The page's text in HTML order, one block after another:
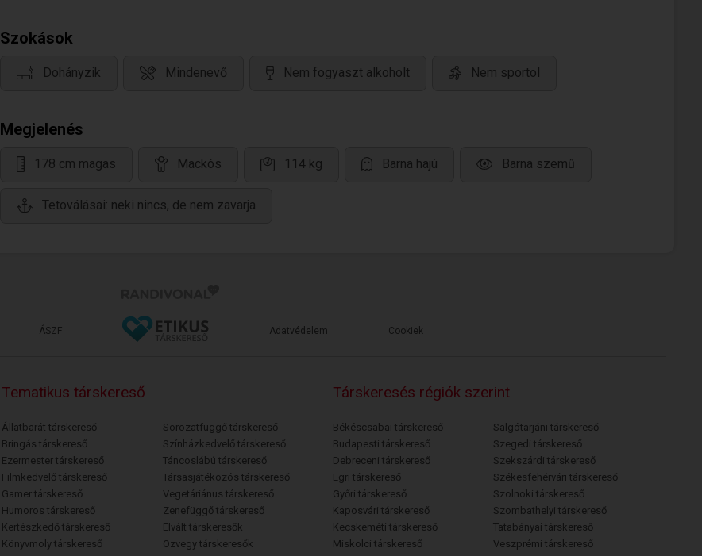
Szokások
Dohányzik Mindenevő Nem fogyaszt alkoholt Nem sportol
Megjelenés
178 cm magas Mackós 114 kg Barna hajú Barna szemű
Tetoválásai: neki nincs, de nem zavarja
ÁSZF Adatvédelem Cookiek
Tematikus társkereső
Állatbarát társkereső
Bringás társkereső
Ezermester társkereső
Filmkedvelő társkereső
Gamer társkereső
Humoros társkereső
Kertészkedő társkereső
Könyvmoly társkereső
Sorozatfüggő társkereső
Színházkedvelő társkereső
Táncoslábú társkereső
Társasjátékozós társkereső
Vegetáriánus társkereső
Zenefüggő társkereső
Elvált társkeresők
Özvegy társkeresők
Társkeresés régiók szerint
Békéscsabai társkereső
Budapesti társkereső
Debreceni társkereső
Egri társkereső
Győri társkereső
Kaposvári társkereső
Kecskeméti társkereső
Miskolci társkereső
Salgótarjáni társkereső
Szegedi társkereső
Szekszárdi társkereső
Székesfehérvári társkereső
Szolnoki társkereső
Szombathelyi társkereső
Tatabányai társkereső
Veszprémi társkereső